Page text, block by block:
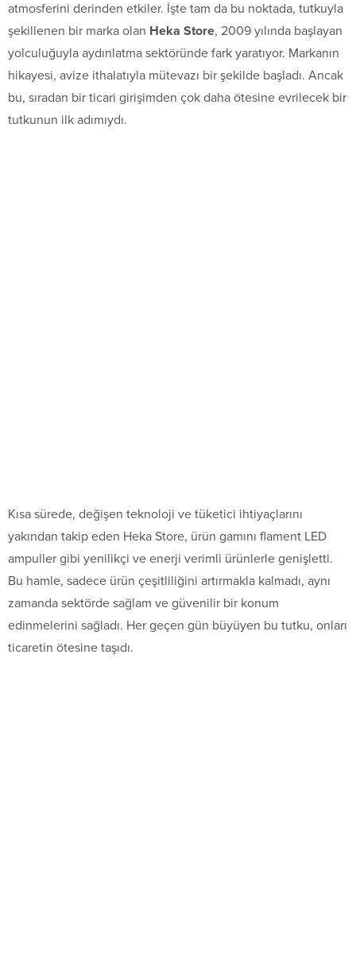
atmosferini derinden etkiler. İşte tam da bu noktada, tutkuyla
şekillenen bir marka olan Heka Store, 2009 yılında başlayan
yolculuğuyla aydınlatma sektöründe fark yaratıyor. Markanın
hikayesi, avize ithalatıyla mütevazı bir şekilde başladı. Ancak
bu, sıradan bir ticari girişimden çok daha ötesine evrilecek bir
tutkunun ilk adımıydı.
Kısa sürede, değişen teknoloji ve tüketici ihtiyaçlarını
yakından takip eden Heka Store, ürün gamını flament LED
ampuller gibi yenilikçi ve enerji verimli ürünlerle genişletti.
Bu hamle, sadece ürün çeşitliliğini artırmakla kalmadı, aynı
zamanda sektörde sağlam ve güvenilir bir konum
edinmelerini sağladı. Her geçen gün büyüyen bu tutku, onları
ticaretin ötesine taşıdı.